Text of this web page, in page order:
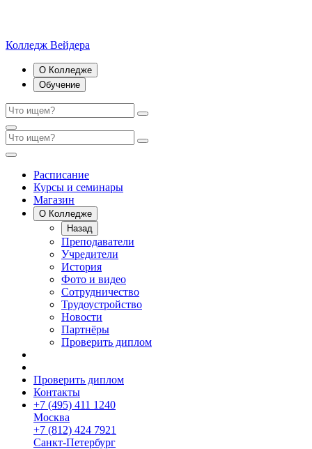
Колледж Вейдера
О Колледже
Обучение
Расписание
Курсы и семинары
Магазин
О Колледже
Назад
Преподаватели
Учредители
История
Фото и видео
Сотрудничество
Трудоустройство
Новости
Партнёры
Проверить диплом
Проверить диплом
Контакты
+7 (495) 411 1240
Москва
+7 (812) 424 7921
Санкт-Петербург